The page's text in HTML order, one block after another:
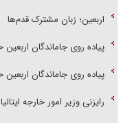
اربعین؛ زبان مشترک قدم‌ها
پیاده روی جاماندگان اربعین
پیاده روی جاماندگان اربعین
رایزنی وزیر امور خارجه